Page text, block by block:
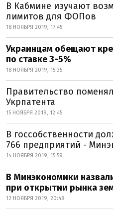
В Кабмине изучают
лимитов для ФОПов
18 НОЯБРЯ 2019, 17:45
Украинцам обещают
по ставке 3-5%
18 НОЯБРЯ 2019, 15:35
Правительство
Укрпатента
15 НОЯБРЯ 2019, 12:45
В госсобственности
766 предприятий -
14 НОЯБРЯ 2019, 15:59
В Минэкономики
при открытии рынка
12 НОЯБРЯ 2019, 20:48